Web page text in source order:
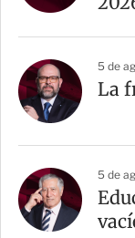
5 de
La
5 de